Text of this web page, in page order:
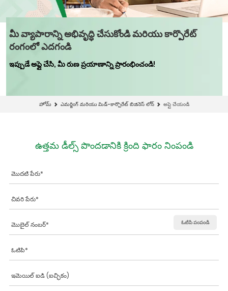
మీ వ్యాపారాన్ని అభివృద్ధి చేసుకోండి మరియు కార్పొరేట్
రంగంలో ఎదగండి
ఇప్పుడే అప్లై చేసి, మీ రుణ ప్రయాణాన్ని ప్రారంభించండి!
హోమ్ ఎమర్జింగ్ మరియు మిడ్-కార్పొరేట్ బిజినెస్ లోన్ అప్లై చేయండి
ఉత్తమ డీల్స్ పొందడానికి క్రింది ఫారం నింపండి
ఓటిపి పంపండి